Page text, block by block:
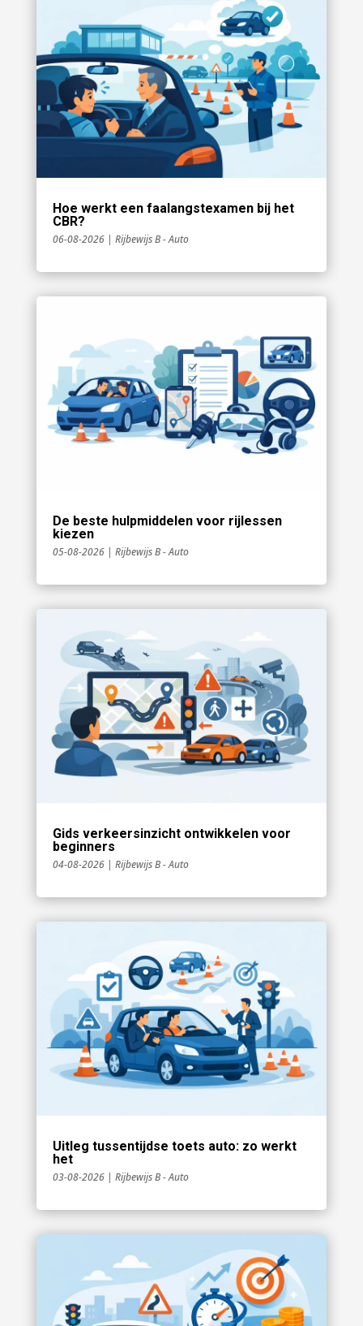
Hoe werkt een faalangstexamen bij het
CBR?
06-08-2026| Rijbewijs B - Auto
De beste hulpmiddelen voor rijlessen
kiezen
05-08-2026| Rijbewijs B - Auto
Gids verkeersinzicht ontwikkelen voor
beginners
04-08-2026| Rijbewijs B - Auto
Uitleg tussentijdse toets auto: zo werkt
het
03-08-2026| Rijbewijs B - Auto